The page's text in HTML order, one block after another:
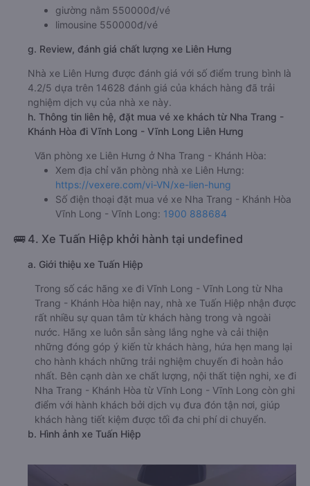
giường nằm 550000đ/vé
limousine 550000đ/vé
g. Review, đánh giá chất lượng xe Liên Hưng
Nhà xe Liên Hưng được đánh giá với số điểm trung bình là
4.2/5 dựa trên 14628 đánh giá của khách hàng đã trải
nghiệm dịch vụ của nhà xe này.
h. Thông tin liên hệ, đặt mua vé xe khách từ Nha Trang -
Khánh Hòa đi Vĩnh Long - Vĩnh Long Liên Hưng
Văn phòng xe Liên Hưng ở Nha Trang - Khánh Hòa:
Xem địa chỉ văn phòng nhà xe Liên Hưng:
https://vexere.com/vi-VN/xe-lien-hung
Số điện thoại đặt mua vé xe Nha Trang - Khánh Hòa
Vĩnh Long - Vĩnh Long: 1900 888684
🚌 4. Xe Tuấn Hiệp khởi hành tại undefined
a. Giới thiệu xe Tuấn Hiệp
Trong số các hãng xe đi Vĩnh Long - Vĩnh Long từ Nha
Trang - Khánh Hòa hiện nay, nhà xe Tuấn Hiệp nhận được
rất nhiều sự quan tâm từ khách hàng trong và ngoài
nước. Hãng xe luôn sẵn sàng lắng nghe và cải thiện
những đóng góp ý kiến từ khách hàng, hứa hẹn mang lại
cho hành khách những trải nghiệm chuyến đi hoàn hảo
nhất. Bên cạnh dàn xe chất lượng, nội thất tiện nghi, xe đi
Nha Trang - Khánh Hòa từ Vĩnh Long - Vĩnh Long còn ghi
điểm với hành khách bởi dịch vụ đưa đón tận nơi, giúp
khách hàng tiết kiệm được tối đa chi phí di chuyển.
b. Hình ảnh xe Tuấn Hiệp